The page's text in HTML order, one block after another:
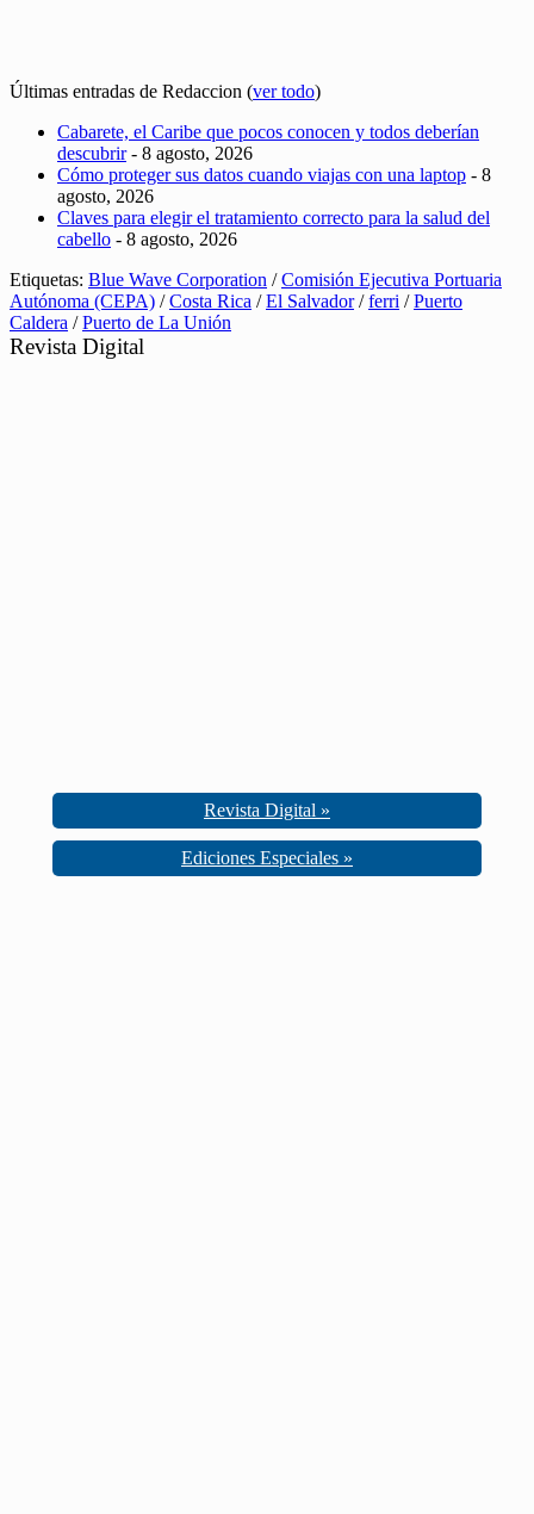
Últimas entradas de Redaccion (ver todo)
Cabarete, el Caribe que pocos conocen y todos deberían
descubrir- 8 agosto, 2026
Cómo proteger sus datos cuando viajas con una laptop - 8
agosto, 2026
Claves para elegir el tratamiento correcto para la salud del
cabello - 8 agosto, 2026
Etiquetas: Blue Wave Corporation /Comisión Ejecutiva Portuaria
Autónoma (CEPA) /Costa Rica /El Salvador/ferri /Puerto
Caldera /Puerto de La Unión
Revista Digital
Revista Digital »
Ediciones Especiales »